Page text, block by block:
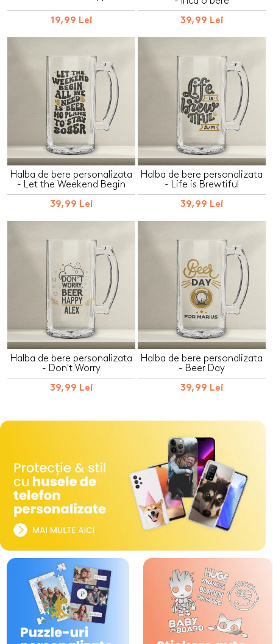
19,99 Lei 39,99 Lei
Halba de bere personalizata
- Let the Weekend Begin
39,99 Lei
Halba de bere personalizata
- Life is Brewtiful
39,99 Lei
Halba de bere personalizata
- Don't Worry
39,99 Lei
Halba de bere personalizata
- Beer Day
39,99 Lei